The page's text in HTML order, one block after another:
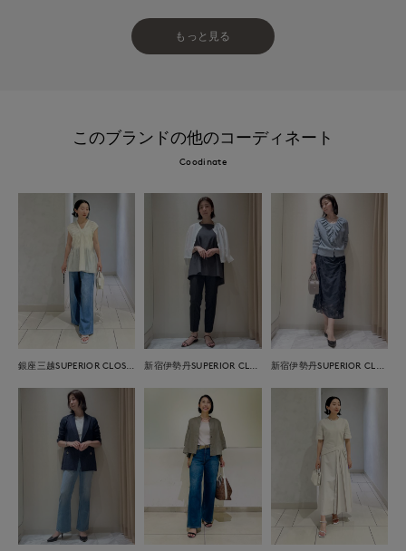
もっと見る
このブランドの他のコーディネート
Coodinate